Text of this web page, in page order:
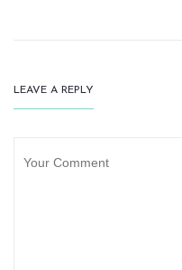
LEAVE A REPLY